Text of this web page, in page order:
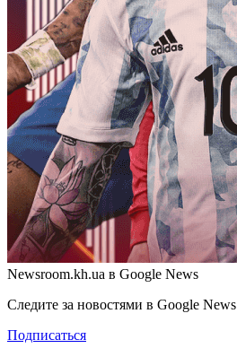
Newsroom.kh.ua в Google News
Следите за новостями в Google News
Подписаться